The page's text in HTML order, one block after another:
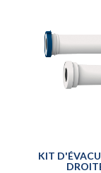
KIT